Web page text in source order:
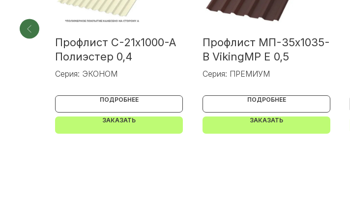
A
Профлист С-21x1000-A
Полиэстер 0,4
Серия: ЭКОНОМ
ПОДРОБНЕЕ
ЗАКАЗАТЬ
Профлист МП-35x1035-
В VikingMP E 0,5
Серия: ПРЕМИУМ
ПОДРОБНЕЕ
ЗАКАЗАТЬ